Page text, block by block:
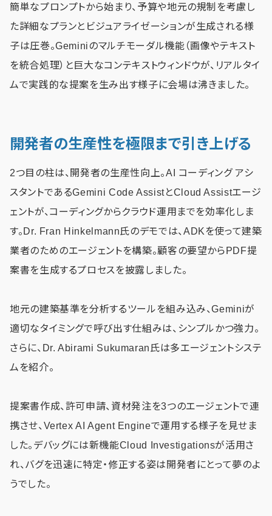
簡単なプロンプトから始まり、予算や地元の規制を考慮し
た詳細なプランとビジュアライゼーションが生成される様
子は圧巻。Geminiのマルチモーダル機能（画像やテキスト
を統合処理）と巨大なコンテキストウィンドウが、リアルタイ
ムで実践的な提案を生み出す様子に会場は沸きました。
開発者の生産性を極限まで引き上げる
2つ目の柱は、開発者の生産性向上。AI コーディング アシ
スタントであるGemini Code AssistとCloud Assistエージ
ェントが、コーディングからクラウド運用までを効率化しま
す。Dr. Fran Hinkelmann氏のデモでは、ADKを使って建築
業者のためのエージェントを構築。顧客の要望からPDF提
案書を生成するプロセスを披露しました。
地元の建築基準を分析するツールを組み込み、Geminiが
適切なタイミングで呼び出す仕組みは、シンプルかつ強力。
さらに、Dr. Abirami Sukumaran氏は多エージェントシステ
ムを紹介。
提案書作成、許可申請、資材発注を3つのエージェントで連
携させ、Vertex AI Agent Engineで運用する様子を見せま
した。デバッグには新機能Cloud Investigationsが活用さ
れ、バグを迅速に特定・修正する姿は開発者にとって夢のよ
うでした。